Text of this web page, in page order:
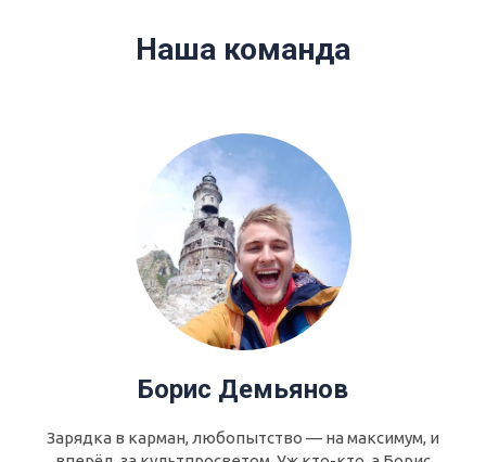
Наша команда
Борис Демьянов
Зарядка в карман, любопытство — на максимум, и